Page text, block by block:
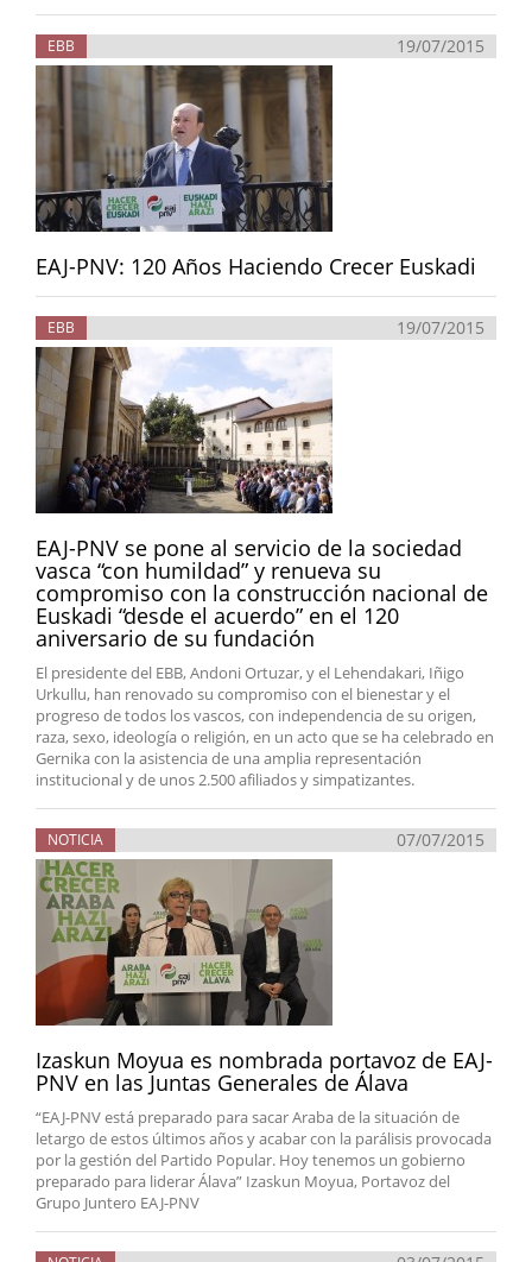
EBB 19/07/2015
EAJ-PNV: 120 Años Haciendo Crecer Euskadi
EBB 19/07/2015
EAJ-PNV se pone al servicio de la sociedad
vasca “con humildad” y renueva su
compromiso con la construcción nacional de
Euskadi “desde el acuerdo” en el 120
aniversario de su fundación
El presidente del EBB, Andoni Ortuzar, y el Lehendakari, Iñigo
Urkullu, han renovado su compromiso con el bienestar y el
progreso de todos los vascos, con independencia de su origen,
raza, sexo, ideología o religión, en un acto que se ha celebrado en
Gernika con la asistencia de una amplia representación
institucional y de unos 2.500 afiliados y simpatizantes.
NOTICIA 07/07/2015
Izaskun Moyua es nombrada portavoz de EAJ-
PNV en las Juntas Generales de Álava
“EAJ-PNV está preparado para sacar Araba de la situación de
letargo de estos últimos años y acabar con la parálisis provocada
por la gestión del Partido Popular. Hoy tenemos un gobierno
preparado para liderar Álava” Izaskun Moyua, Portavoz del
Grupo Juntero EAJ-PNV